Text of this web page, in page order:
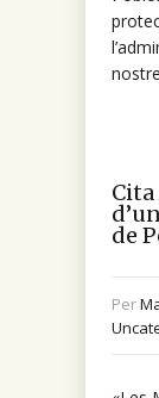
Cita
de
Per